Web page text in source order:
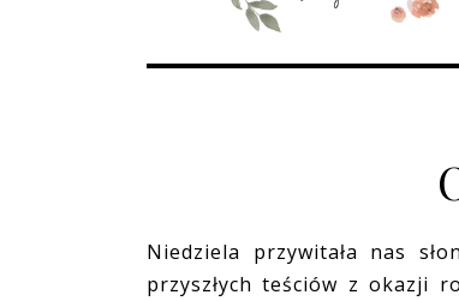
Niedziela przywitała nas
przyszłych teściów z okazji